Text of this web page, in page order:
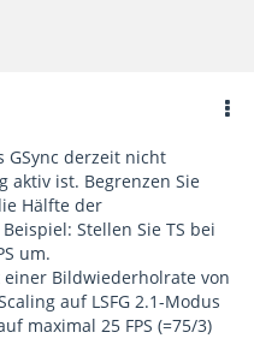
GSync derzeit nicht
aktiv ist. Begrenzen Sie
Hälfte der
Stellen Sie TS bei
um.
Bildwiederholrate von
auf LSFG 2.1-Modus
maximal 25 FPS (=75/3)